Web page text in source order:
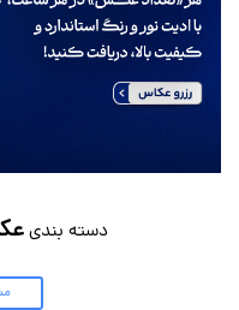
دسته بندی